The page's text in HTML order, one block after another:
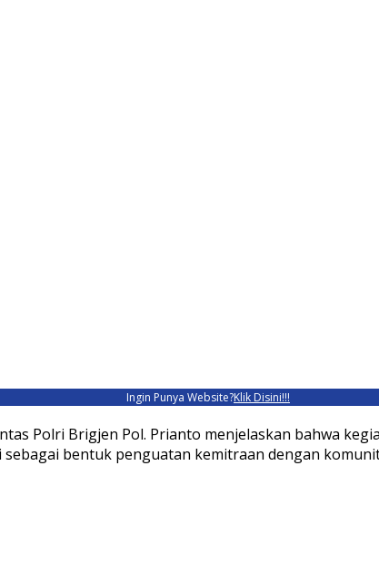
Ingin Punya Website?Klik Disini!!!
Polri Brigjen Pol. Prianto menjelaskan bahwa
bentuk penguatan kemitraan dengan